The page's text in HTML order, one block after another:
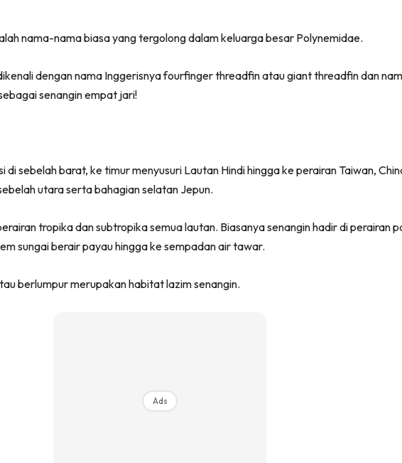
nama-nama biasa yang tergolong dalam keluarga besar Polynemidae.
dengan nama Inggerisnya fourfinger threadfin atau giant threadfin dan
senangin empat jari!
di sebelah barat, ke timur menyusuri Lautan Hindi hingga ke perairan Taiwan,
utara serta bahagian selatan Jepun.
tropika dan subtropika semua lautan. Biasanya senangin hadir di perairan
sungai berair payau hingga ke sempadan air tawar.
berlumpur merupakan habitat lazim senangin.
Ads